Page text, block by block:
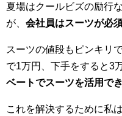
夏場はクールビズの励行
が、 会社員はスーツが必
スーツの値段もピンキリ
で1万円、下手をすると3
ベートでスーツを活用で
これを解決するために私